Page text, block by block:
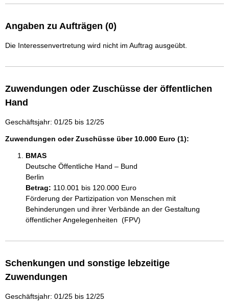
Angaben zu Aufträgen (0)
Die Interessenvertretung wird nicht im Auftrag ausgeübt.
Zuwendungen oder Zuschüsse der öffentlichen
Hand
Geschäftsjahr: 01/25 bis 12/25
Zuwendungen oder Zuschüsse über 10.000 Euro (1):
BMAS
Deutsche Öffentliche Hand – Bund
Berlin
Betrag: 110.001 bis 120.000 Euro
Förderung der Partizipation von Menschen mit
Behinderungen und ihrer Verbände an der Gestaltung
öffentlicher Angelegenheiten  (FPV)
Schenkungen und sonstige lebzeitige
Zuwendungen
Geschäftsjahr: 01/25 bis 12/25